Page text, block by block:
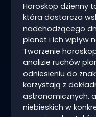
Horoskop dzienny
która dostarcza
nadchodzącego
planet i ich wpływ
Tworzenie
analizie ruchów
odniesieniu do
korzystają z
astronomicznych,
niebieskich w